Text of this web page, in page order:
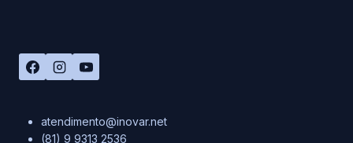
atendimento@inovar.net
(81) 9 9313 2536